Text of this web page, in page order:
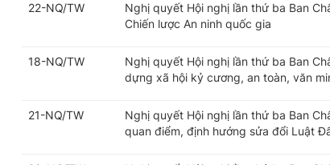
22-NQ/TW
Nghị quyết Hội nghị lần thứ ba Ban
Chiến lược An ninh quốc gia
18-NQ/TW
Nghị quyết Hội nghị lần thứ ba Ban
dựng xã hội kỷ cương, an toàn, văn
21-NQ/TW
Nghị quyết Hội nghị lần thứ ba Ban
quan điểm, định hướng sửa đổi Luật